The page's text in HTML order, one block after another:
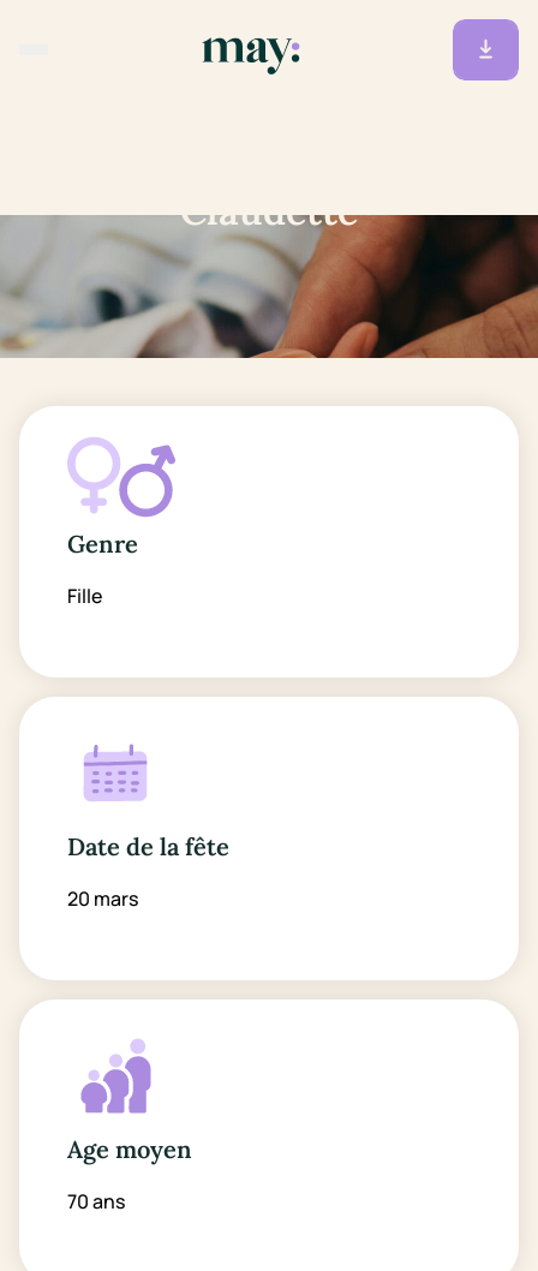
Claudette
Genre
Fille
Date de la fête
20 mars
Age moyen
70 ans